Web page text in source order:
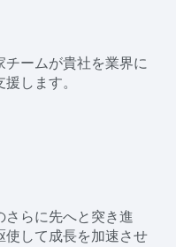
チームが貴社を業界に
します。
さらに先へと突き進
使して成長を加速させ